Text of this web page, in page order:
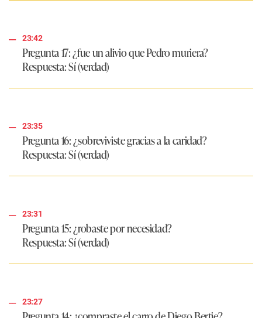
23:42
Pregunta 17: ¿fue un alivio que Pedro muriera?
Respuesta: Sí (verdad)
23:35
Pregunta 16: ¿sobreviviste gracias a la caridad?
Respuesta: Sí (verdad)
23:31
Pregunta 15: ¿robaste por necesidad?
Respuesta: Sí (verdad)
23:27